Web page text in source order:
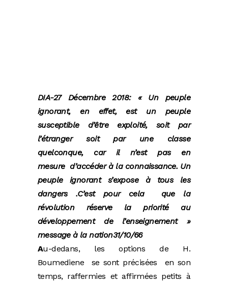
DIA-27 Décembre 2018: « Un peuple
ignorant, en effet, est un peuple
susceptible d’être exploité, soit par
l’étranger soit par une classe
quelconque, car il n’est pas en
mesure d’accéder à la connaissance. Un
peuple ignorant s’expose à tous les
dangers .C’est pour cela que la
révolution réserve la priorité au
développement de l’enseignement »
message à la nation31/10/66
Au-dedans, les options de H.
Boumediene se sont précisées en son
temps, raffermies et affirmées petits à